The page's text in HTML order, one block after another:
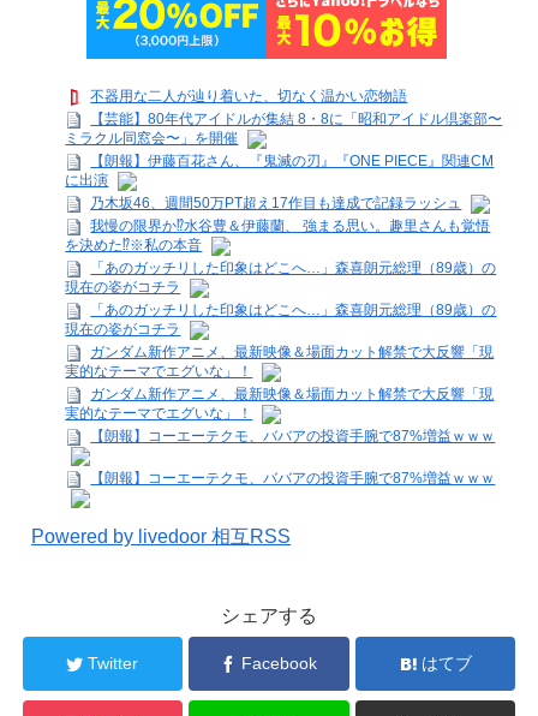
不器用な二人が辿り着いた、切なく温かい恋物語
【芸能】80年代アイドルが集結 8・8に「昭和アイドル倶楽部〜
ミラクル同窓会〜」を開催
【朗報】伊藤百花さん、『鬼滅の刃』『ONE PIECE』関連CM
に出演
乃木坂46、週間50万PT超え17作目も達成で記録ラッシュ
我慢の限界か⁉水谷豊＆伊藤蘭、 強まる思い。趣里さんも覚悟
を決めた⁉※私の本音
「あのガッチリした印象はどこへ…」森喜朗元総理（89歳）の
現在の姿がコチラ
「あのガッチリした印象はどこへ…」森喜朗元総理（89歳）の
現在の姿がコチラ
ガンダム新作アニメ、最新映像＆場面カット解禁で大反響「現
実的なテーマでエグいな」！
ガンダム新作アニメ、最新映像＆場面カット解禁で大反響「現
実的なテーマでエグいな」！
【朗報】コーエーテクモ、ババアの投資手腕で87%増益ｗｗｗ
【朗報】コーエーテクモ、ババアの投資手腕で87%増益ｗｗｗ
Powered by livedoor 相互RSS
シェアする
Twitter Facebook はてブ